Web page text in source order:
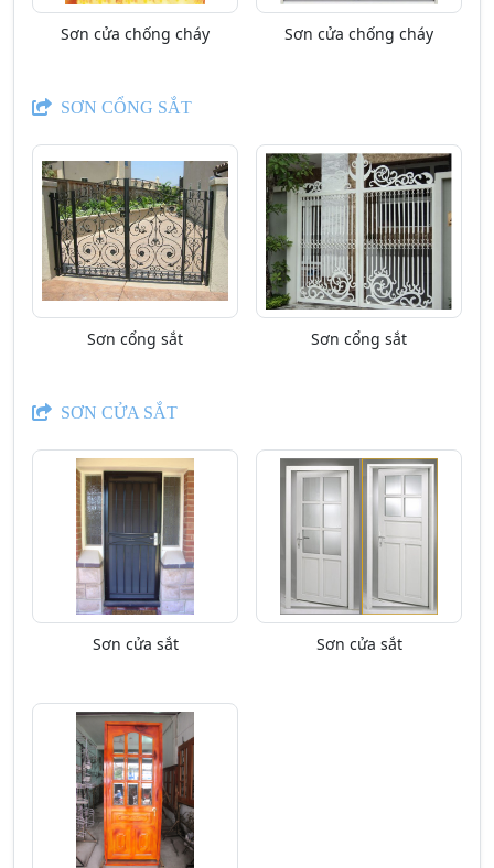
Sơn cửa chống cháy Sơn cửa chống cháy
SƠN CỔNG SẮT
Sơn cổng sắt Sơn cổng sắt
SƠN CỬA SẮT
Sơn cửa sắt Sơn cửa sắt